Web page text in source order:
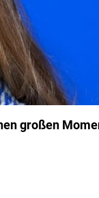
großen